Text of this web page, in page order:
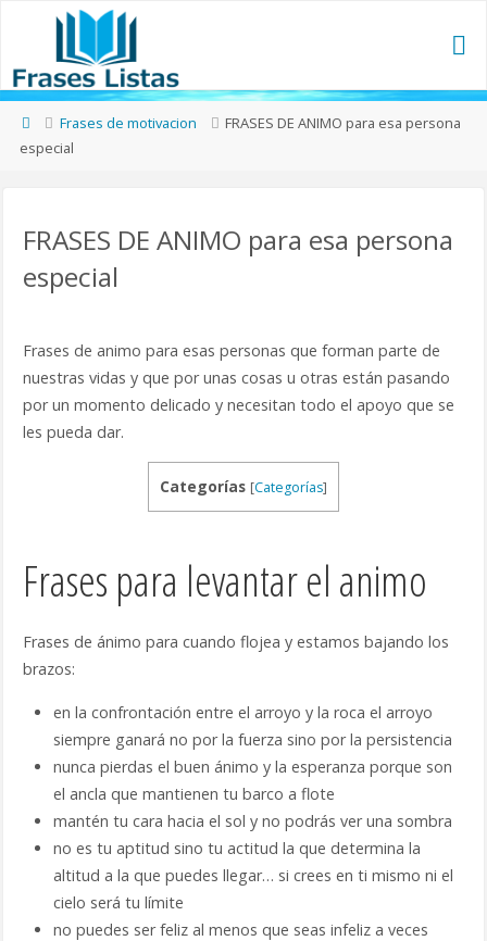
Frases de motivacion
FRASES DE ANIMO para esa persona
especial
FRASES DE ANIMO para esa persona
especial
Frases de animo para esas personas que forman parte de
nuestras vidas y que por unas cosas u otras están pasando
por un momento delicado y necesitan todo el apoyo que se
les pueda dar.
Categorías [Categorías]
Frases para levantar el animo
Frases de ánimo para cuando flojea y estamos bajando los
brazos:
en la confrontación entre el arroyo y la roca el arroyo
siempre ganará no por la fuerza sino por la persistencia
nunca pierdas el buen ánimo y la esperanza porque son
el ancla que mantienen tu barco a flote
mantén tu cara hacia el sol y no podrás ver una sombra
no es tu aptitud sino tu actitud la que determina la
altitud a la que puedes llegar… si crees en ti mismo ni el
cielo será tu límite
no puedes ser feliz al menos que seas infeliz a veces